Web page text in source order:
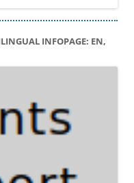
INFOPAGE: EN,